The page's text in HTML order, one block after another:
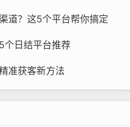
道？这5个平台帮你搞定
个日结平台推荐
准获客新方法